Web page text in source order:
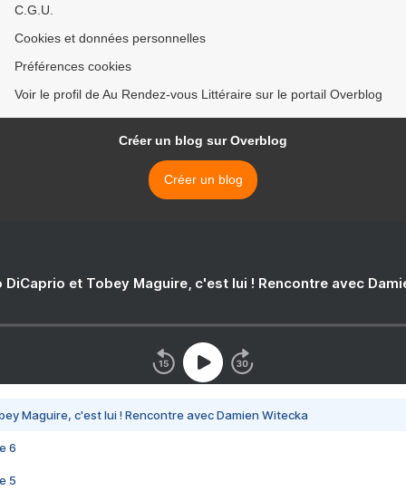
C.G.U.
Cookies et données personnelles
Préférences cookies
Voir le profil de Au Rendez-vous Littéraire sur le portail Overblog
Créer un blog sur Overblog
Créer un blog
DiCaprio et Tobey Maguire, c'est lui ! Rencontre avec
Maguire, c'est lui ! Rencontre avec Damien Witecka
6
5